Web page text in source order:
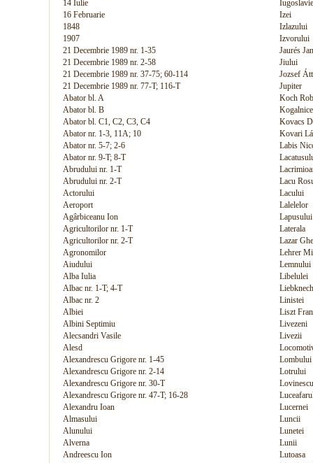
14 Iulie
16 Februarie
Izei
1848
Izlazului
1907
Izvorului
21 Decembrie 1989 nr. 1-35
Jaurés Jan
21 Decembrie 1989 nr. 2-58
Jiului
21 Decembrie 1989 nr. 37-75; 60-114
Jozsef
21 Decembrie 1989 nr. 77-T; 116-T
Jupiter
Abator bl. A
Koch
Abator bl. B
Abator bl. C1, C2, C3, C4
Kovacs
Abator nr. 1-3, 11A; 10
Kovari
Abator nr. 5-7; 2-6
Labis
Abator nr. 9-T; 8-T
Abrudului nr. 1-T
Abrudului nr. 2-T
Lacu
Actorului
Lacului
Aeroport
Lalelelor
Agârbiceanu Ion
Lapusului
Agricultorilor nr. 1-T
Laterala
Agricultorilor nr. 2-T
Lazar
Agronomilor
Lehrer
Aiudului
Lemnului
Alba Iulia
Libelulei
Albac nr. 1-T; 4-T
Albac nr. 2
Linistei
Albiei
Liszt
Albini Septimiu
Livezeni
Alecsandri Vasile
Livezii
Alesd
Alexandrescu Grigore nr. 1-45
Lombului
Alexandrescu Grigore nr. 2-14
Lotrului
Alexandrescu Grigore nr. 30-T
Alexandrescu Grigore nr. 47-T; 16-28
Alexandru Ioan
Lucernei
Almasului
Luncii
Alunului
Lunetei
Alverna
Lunii
Andreescu Ion
Lutoasa